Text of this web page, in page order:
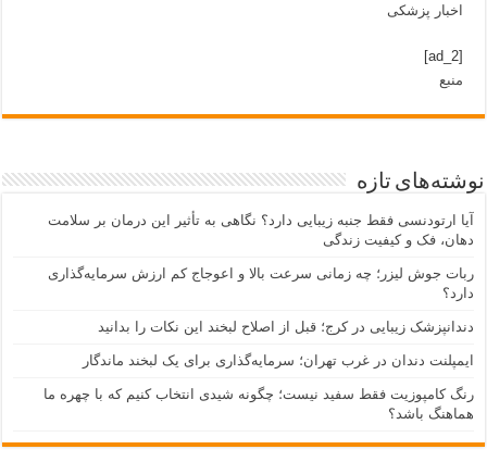
اخبار پزشکی
[ad_2]
منبع
نوشته‌های تازه
آیا ارتودنسی فقط جنبه زیبایی دارد؟ نگاهی به تأثیر این درمان بر سلامت
دهان، فک و کیفیت زندگی
ربات جوش لیزر؛ چه زمانی سرعت بالا و اعوجاج کم ارزش سرمایه‌گذاری
دارد؟
دندانپزشک زیبایی در کرج؛ قبل از اصلاح لبخند این نکات را بدانید
ایمپلنت دندان در غرب تهران؛ سرمایه‌گذاری برای یک لبخند ماندگار
رنگ کامپوزیت فقط سفید نیست؛ چگونه شیدی انتخاب کنیم که با چهره ما
هماهنگ باشد؟